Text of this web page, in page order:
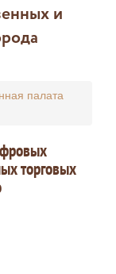
и
палата
торговых